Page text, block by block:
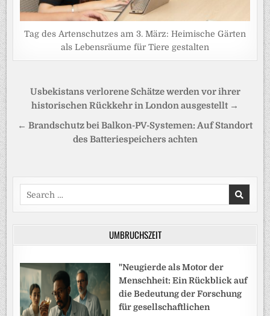
Tag des Artenschutzes am 3. März: Heimische Gärten
als Lebensräume für Tiere gestalten
Beitragsnavigation
Usbekistans verlorene Schätze werden vor ihrer
historischen Rückkehr in London ausgestellt →
← Brandschutz bei Balkon-PV-Systemen: Auf Standort
des Batteriespeichers achten
Search
for:
UMBRUCHSZEIT
"Neugierde als Motor der
Menschheit: Ein Rückblick auf
die Bedeutung der Forschung
für gesellschaftlichen